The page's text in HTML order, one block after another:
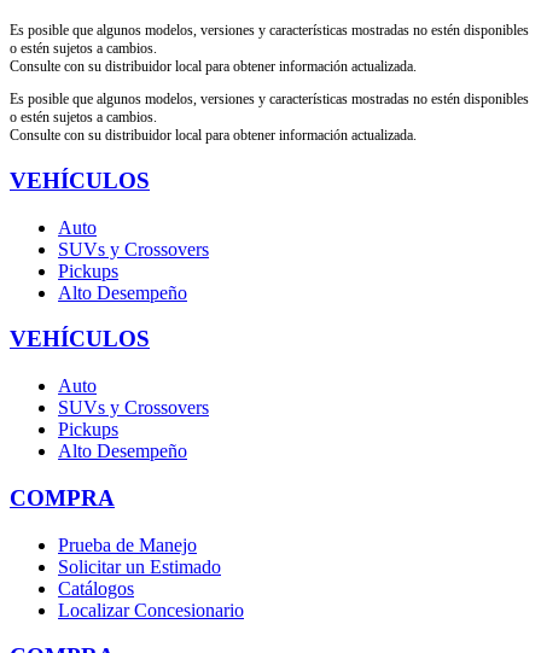
Es posible que algunos modelos, versiones y características mostradas no estén disponibles
o estén sujetos a cambios.
Consulte con su distribuidor local para obtener información actualizada.
Es posible que algunos modelos, versiones y características mostradas no estén disponibles
o estén sujetos a cambios.
Consulte con su distribuidor local para obtener información actualizada.
VEHÍCULOS
Auto
SUVs y Crossovers
Pickups
Alto Desempeño
VEHÍCULOS
Auto
SUVs y Crossovers
Pickups
Alto Desempeño
COMPRA
Prueba de Manejo
Solicitar un Estimado
Catálogos
Localizar Concesionario